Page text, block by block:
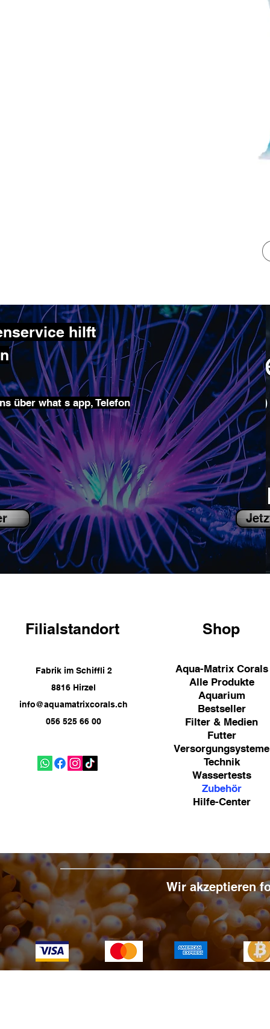
hilft
über what s app, Telefon
Filialstandort
Fabrik im Schiffli 2
8816 Hirzel
info@aquamatrixcorals.ch
056 525 66 00
Shop
Aqua-Matrix Corals
Alle Produkte
Aquarium
Bestseller
Filter & Medien
Futter
Versorgungsysteme
Technik
Wassertests
Zubehör
Hilfe-Center
Wir akzeptieren